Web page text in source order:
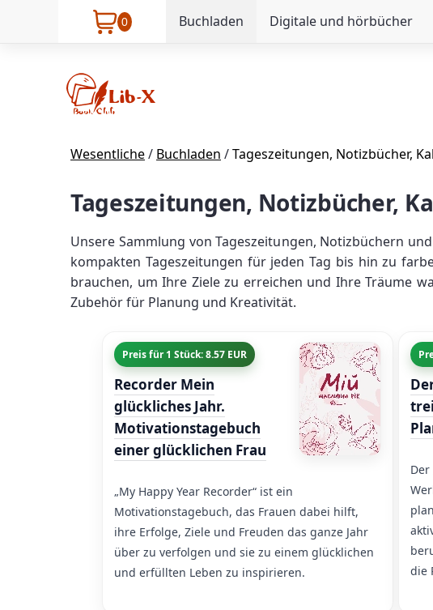
0 Buchladen Digitale und hörbücher
Wesentliche/ Buchladen /Tageszeitungen, Notizbücher,
Tageszeitungen, Notizbücher,
Unsere Sammlung von Tageszeitungen, Notizbüchern
kompakten Tageszeitungen für jeden Tag bis hin zu
brauchen, um Ihre Ziele zu erreichen und Ihre Träume
Zubehör für Planung und Kreativität.
Preis für 1 Stück: 8.57 EUR
Recorder Mein
glückliches Jahr.
Motivationstagebuch
einer glücklichen Frau
„My Happy Year Recorder“ ist ein
Motivationstagebuch, das Frauen dabei hilft,
ihre Erfolge, Ziele und Freuden das ganze Jahr
über zu verfolgen und sie zu einem glücklichen
und erfüllten Leben zu inspirieren.
Der
die